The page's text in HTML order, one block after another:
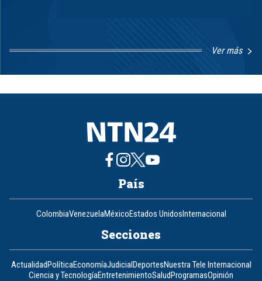
Ver más
8
País
ColombiaVenezuelaMéxicoEstados UnidosInternacional
Secciones
ActualidadPolíticaEconomíaJudicialDeportesNuestra Tele Internacional
Ciencia y TecnologíaEntretenimientoSaludProgramasOpinión